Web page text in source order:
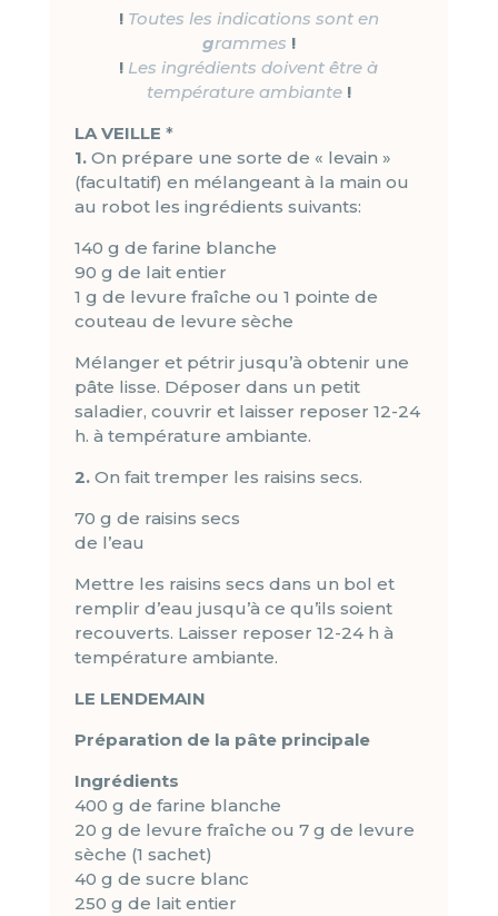
! Toutes les indications sont en
grammes !
! Les ingrédients doivent être à
température ambiante!
LA VEILLE *
1. On prépare une sorte de « levain »
(facultatif) en mélangeant à la main ou
au robot les ingrédients suivants:
140 g de farine blanche
90 g de lait entier
1 g de levure fraîche ou 1 pointe de
couteau de levure sèche
Mélanger et pétrir jusqu’à obtenir une
pâte lisse. Déposer dans un petit
saladier, couvrir et laisser reposer 12-24
h. à température ambiante.
2.On fait tremper les raisins secs.
70 g de raisins secs
de l’eau
Mettre les raisins secs dans un bol et
remplir d’eau jusqu’à ce qu’ils soient
recouverts. Laisser reposer 12-24 h à
température ambiante.
LE LENDEMAIN
Préparation de la pâte principale
Ingrédients
400 g de farine blanche
20 g de levure fraîche ou 7 g de levure
sèche (1 sachet)
40 g de sucre blanc
250 g de lait entier